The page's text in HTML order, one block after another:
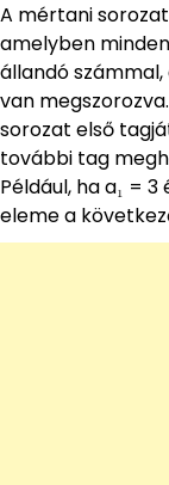
A mértani
amelyben
állandó
van
sorozat első
további tag
Például, ha a₁ =
eleme a